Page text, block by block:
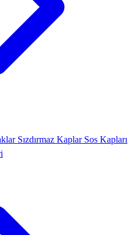
Sızdırmaz Kaplar Sos Kapları